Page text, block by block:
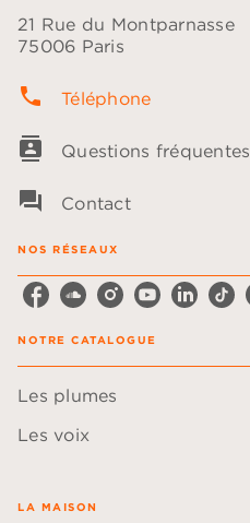
21 Rue du Montparnasse
75006 Paris
phone Téléphone
contacts Questions fréquentes
question_answer Contact
NOS RÉSEAUX
NOTRE CATALOGUE
Les plumes
Les voix
LA MAISON